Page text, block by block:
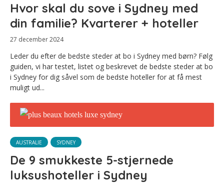
Hvor skal du sove i Sydney med
din familie? Kvarterer + hoteller
27 december 2024
Leder du efter de bedste steder at bo i Sydney med børn? Følg
guiden, vi har testet, listet og beskrevet de bedste steder at bo
i Sydney for dig såvel som de bedste hoteller for at få mest
muligt ud...
AUSTRALIE SYDNEY
De 9 smukkeste 5-stjernede
luksushoteller i Sydney